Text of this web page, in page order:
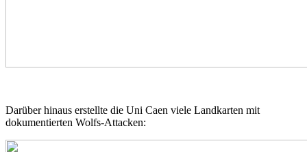
Darüber hinaus erstellte die Uni Caen viele Landkarten mit
dokumentierten Wolfs-Attacken: